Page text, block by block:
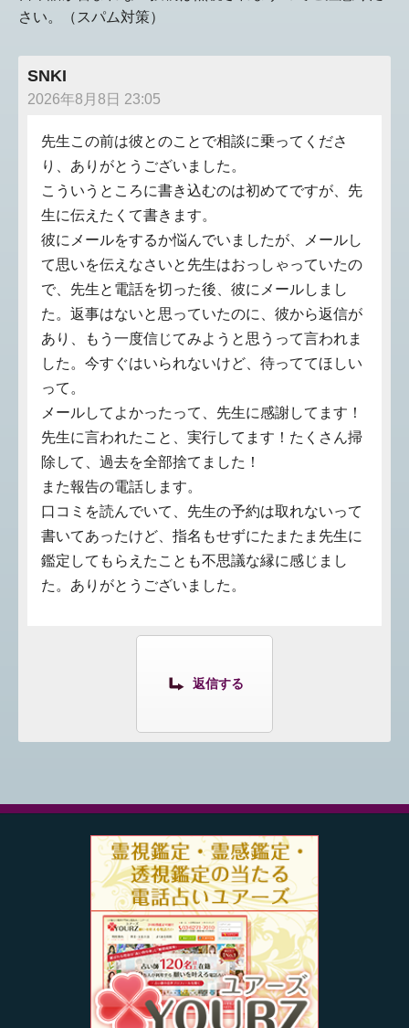
さい。（スパム対策）
SNKI
2026年8月8日 23:05
先生この前は彼とのことで相談に乗ってくださ
り、ありがとうございました。
こういうところに書き込むのは初めてですが、先
生に伝えたくて書きます。
彼にメールをするか悩んでいましたが、メールし
て思いを伝えなさいと先生はおっしゃっていたの
で、先生と電話を切った後、彼にメールしまし
た。返事はないと思っていたのに、彼から返信が
あり、もう一度信じてみようと思うって言われま
した。今すぐはいられないけど、待っててほしい
って。
メールしてよかったって、先生に感謝してます！
先生に言われたこと、実行してます！たくさん掃
除して、過去を全部捨てました！
また報告の電話します。
口コミを読んでいて、先生の予約は取れないって
書いてあったけど、指名もせずにたまたま先生に
鑑定してもらえたことも不思議な縁に感じまし
た。ありがとうございました。
返信する